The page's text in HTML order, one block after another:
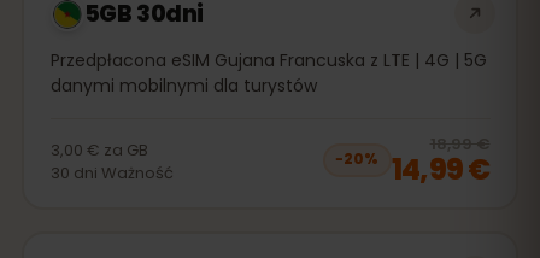
5GB 30dni
Przedpłacona eSIM Gujana Francuska z LTE | 4G | 5G
danymi mobilnymi dla turystów
3,00 € za GB
30 dni Ważność
−20%
18,99 €
14,99 €